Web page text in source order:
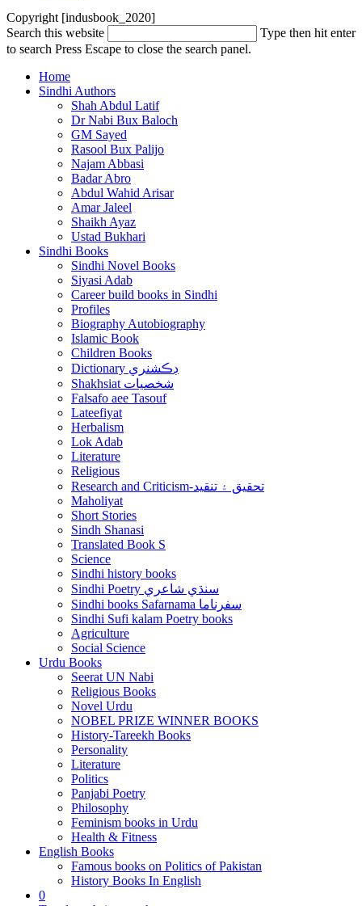
Copyright [indusbook_2020]
Search this website
Type then hit enter
to search Press Escape to close the search panel.
Home
Sindhi Authors
Shah Abdul Latif
Dr Nabi Bux Baloch
GM Sayed
Rasool Bux Palijo
Najam Abbasi
Badar Abro
Abdul Wahid Arisar
Amar Jaleel
Shaikh Ayaz
Ustad Bukhari
Sindhi Books
Sindhi Novel Books
Siyasi Adab
Career build books in Sindhi
Profiles
Biography Autobiography
Islamic Book
Children Books
Dictionary ڊڪشنري
Shakhsiat شخصيات
Falsafo aee Tasouf
Lateefiyat
Herbalism
Lok Adab
Literature
Religious
Research and Criticism-تحقيق ۽ تنقيد
Maholiyat
Short Stories
Sindh Shanasi
Translated Book S
Science
Sindhi history books
Sindhi Poetry سنڌي شاعري
Sindhi books Safarnama سفرناما
Sindhi Sufi kalam Poetry books
Agriculture
Social Science
Urdu Books
Seerat UN Nabi
Religious Books
Novel Urdu
NOBEL PRIZE WINNER BOOKS
History-Tareekh Books
Personality
Literature
Politics
Panjabi Poetry
Philosophy
Feminism books in Urdu
Health & Fitness
English Books
Famous books on Politics of Pakistan
History Books In English
0